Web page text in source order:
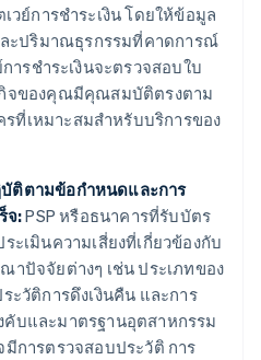
วย์การชำระเงิน โดยให้ข้อมูล
ละปริมาณธุรกรรมที่คาดการณ์
การชำระเงินจะตรวจสอบใบ
จของคุณมีคุณสมบัติตรงตาม
ที่เหมาะสมสำหรับบริการของ
ติตามข้อกำหนดและการ
จ:PSP หรือธนาคารที่รับบัตร
ะเมินความเสี่ยงที่เกี่ยวข้องกับ
ปัจจัยต่างๆ เช่น ประเภทของ
ะวัติการดึงเงินคืน และการ
บและมาตรฐานอุตสาหกรรม
การตรวจสอบประวัติ การ